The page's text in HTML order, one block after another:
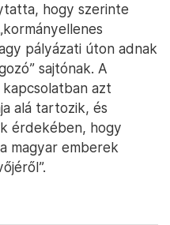
hogy szerinte
pályázati úton adnak
sajtónak. A
azt
alá tartozik, és
érdekében, hogy
magyar emberek